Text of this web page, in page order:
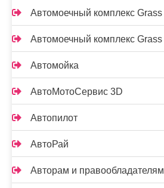
Автомоечный комплекс Grass
Автомоечный комплекс Grass
Автомойка
АвтоМотоСервис 3D
Автопилот
АвтоРай
Авторам и правообладателям